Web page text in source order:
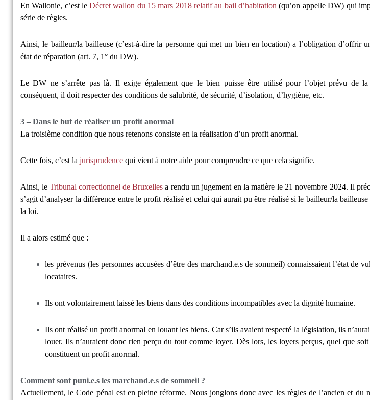
En Wallonie, c’est le Décret wallon du 15 mars 2018 relatif au bail d’habitation (qu’on appelle DW) qui
série de règles.
Ainsi, le bailleur/la bailleuse (c’est-à-dire la personne qui met un bien en location) a l’obligation d’offrir
état de réparation (art. 7, 1° du DW).
Le DW ne s’arrête pas là. Il exige également que le bien puisse être utilisé pour l’objet prévu de
conséquent, il doit respecter des conditions de salubrité, de sécurité, d’isolation, d’hygiène, etc.
3 – Dans le but de réaliser un profit anormal
La troisième condition que nous retenons consiste en la réalisation d’un profit anormal.
Cette fois, c’est la jurisprudence qui vient à notre aide pour comprendre ce que cela signifie.
Ainsi, le Tribunal correctionnel de Bruxelles a rendu un jugement en la matière le 21 novembre 2024. Il
s’agit d’analyser la différence entre le profit réalisé et celui qui aurait pu être réalisé si le bailleur/la bailleuse
la loi.
Il a alors estimé que :
les prévenus (les personnes accusées d’être des marchand.e.s de sommeil) connaissaient l’état de
locataires.
Ils ont volontairement laissé les biens dans des conditions incompatibles avec la dignité humaine.
Ils ont réalisé un profit anormal en louant les biens. Car s’ils avaient respecté la législation, ils
louer. Ils n’auraient donc rien perçu du tout comme loyer. Dès lors, les loyers perçus, quel que
constituent un profit anormal.
Comment sont puni.e.s les marchand.e.s de sommeil ?
Actuellement, le Code pénal est en pleine réforme. Nous jonglons donc avec les règles de l’ancien et du